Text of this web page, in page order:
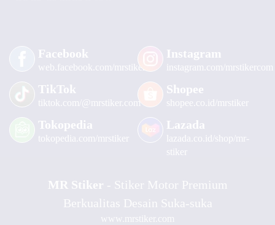
Facebook
web.facebook.com/mrstiker
Instagram
instagram.com/mrstikercom
TikTok
tiktok.com/@mrstiker.com
Shopee
shopee.co.id/mrstiker
Tokopedia
tokopedia.com/mrstiker
Lazada
lazada.co.id/shop/mr-
stiker
MR Stiker - Stiker Motor Premium
Berkualitas Desain Suka-suka
www.mrstiker.com